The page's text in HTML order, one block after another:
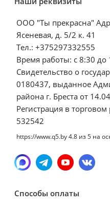
ООО "Ты прекрасна"
Ясеневая, д. 5/2 к. 41
Тел.: +375297332555
Время работы: с 8:30 до
Свидетельство о
0180437, выданное
района г. Бреста от
Регистрация в
532542
https://www.q5.by4.8 из5 на
Способы оплаты